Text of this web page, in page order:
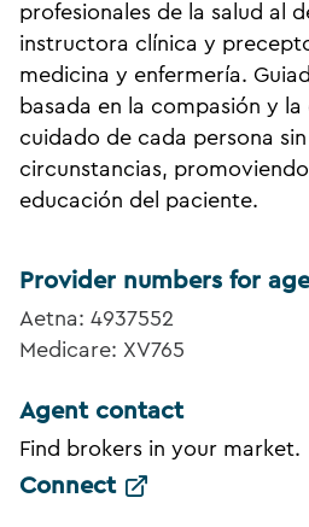
profesionales de la salud al
instructora clínica y
medicina y enfermería.
basada en la compasión y la
cuidado de cada persona
circunstancias,
educación del paciente.
Provider numbers for
Aetna: 4937552
Medicare: XV765
Agent contact
Find brokers in your market.
Connect